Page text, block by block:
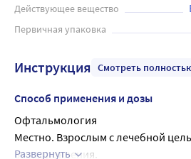
Действующее вещество
Первичная упаковка
Инструкция Смотреть
Способ применения и дозы
Офтальмология
Местно. Взрослым с лечебной
выздоровления.
Развернуть